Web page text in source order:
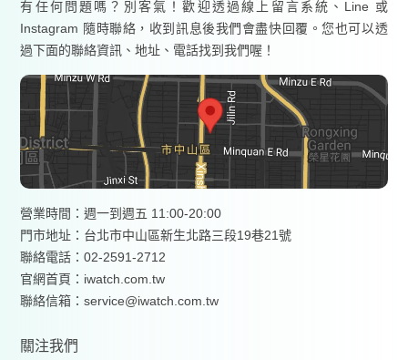
有任何問題嗎？別客氣！歡迎透過線上留言系統、Line 或
Instagram 隨時聯絡，收到訊息後我們會盡快回覆。您也可以透
過下面的聯絡資訊、地址、電話找到我們喔！
營業時間：週一到週五 11:00-20:00
門市地址：台北市中山區新生北路三段19巷21號
聯絡電話：02-2591-2712
官網首頁： iwatch.com.tw
聯絡信箱：service@iwatch.com.tw
關注我們